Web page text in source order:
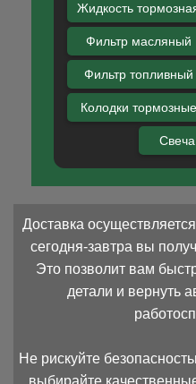
Жидкость
Фильтр масляный
Фильтр топливный
Колодки тормозные
Доставка
сегодня-завтра вы
Это позволит вам
детали и вернуть
Не рискуйте
выбирайте